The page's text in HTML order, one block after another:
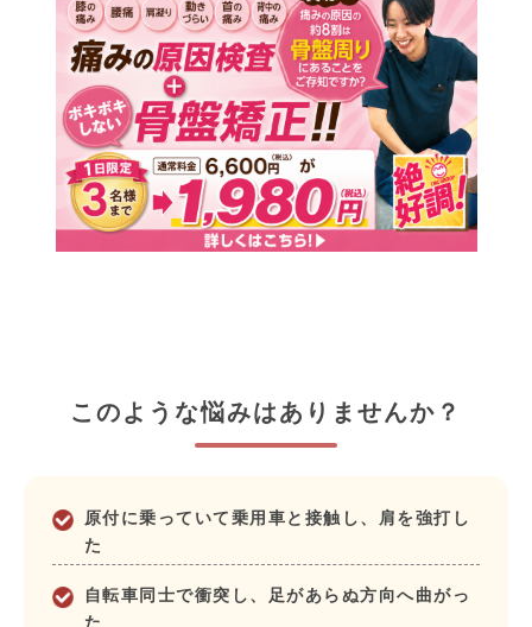
このような悩みはありませんか？
原付に乗っていて乗用車と接触し、肩を強打し
た
自転車同士で衝突し、足があらぬ方向へ曲がっ
た